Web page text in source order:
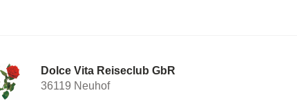
Dolce Vita Reiseclub GbR
36119 Neuhof